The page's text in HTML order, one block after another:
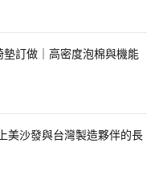
墊訂做｜高密度泡棉與機能
美沙發與台灣製造夥伴的長